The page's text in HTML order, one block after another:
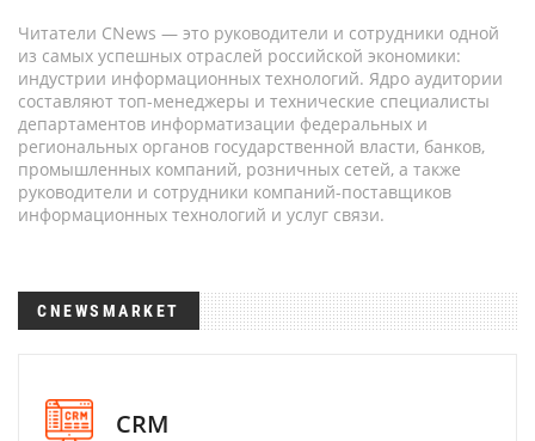
Читатели CNews — это руководители и сотрудники одной
из самых успешных отраслей российской экономики:
индустрии информационных технологий. Ядро аудитории
составляют топ-менеджеры и технические специалисты
департаментов информатизации федеральных и
региональных органов государственной власти, банков,
промышленных компаний, розничных сетей, а также
руководители и сотрудники компаний-поставщиков
информационных технологий и услуг связи.
CNEWSMARKET
CRM